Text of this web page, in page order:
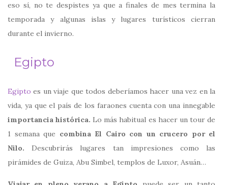
eso sí, no te despistes ya que a finales de mes termina la
temporada y algunas islas y lugares turísticos cierran
durante el invierno.
Egipto
Egipto es un viaje que todos deberíamos hacer una vez en la
vida, ya que el país de los faraones cuenta con una innegable
importancia histórica. Lo más habitual es hacer un tour de
1 semana que combina El Cairo con un crucero por el
Nilo. Descubrirás lugares tan impresiones como las
pirámides de Guiza, Abu Simbel, templos de Luxor, Asuán…